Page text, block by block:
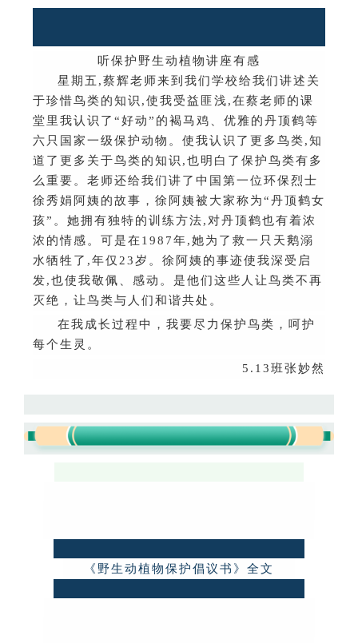
听保护野生动植物讲座有感
星期五 ,蔡辉老师来到我们学校给我们讲述关
于珍惜鸟类的知识 ,使我受益匪浅,在蔡老师的课
堂里我认识了 “好动” 的褐马鸡、优雅的丹顶鹤等
六只国家一级保护动物。使我认识了更多鸟类,知
道了更多关于鸟类的知识 ,也明白了保护鸟类有多
么重要。老师还给我们讲了中国第一位环保烈士
徐秀娟阿姨的故事，徐阿姨被大家称为“丹顶鹤女
孩” 。她拥有独特的训练方法, 对丹顶鹤也有着浓
浓的情感。可是在 1987年,她为了救一只天鹅溺
水牺牲了 ,年仅 23岁。徐阿姨的事迹使我深受启
发,也使我敬佩、感动。是他们这些人让鸟类不再
灭绝，让鸟类与人们和谐共处。
在我成长过程中，我要尽力保护鸟类，呵护
每个生灵。
5.13班张妙然
《野生动植物保护倡议书》全文